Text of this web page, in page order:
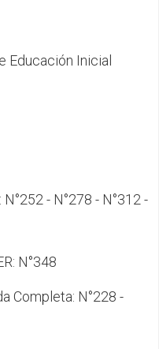
Educación Inicial
- N°278 - N°312 -
N°348
Completa: N°228 -